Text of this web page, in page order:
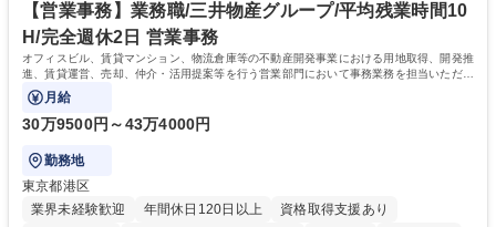
「未来の日常」の創造に向けて持続可能な社会の実現に貢献してまいりま
す。 学歴・資格 学歴：大学院 大学 語学力： 資格：
【営業事務】業務職/三井物産グループ/平均残業時間10
H/完全週休2日 営業事務
オフィスビル、賃貸マンション、物流倉庫等の不動産開発事業における用地取得、開発推
進、賃貸運営、売却、仲介・活用提案等を行う営業部門において事務業務を担当いただき
ます。
月給
30万9500円～43万4000円
勤務地
東京都港区
業界未経験歓迎
年間休日120日以上
資格取得支援あり